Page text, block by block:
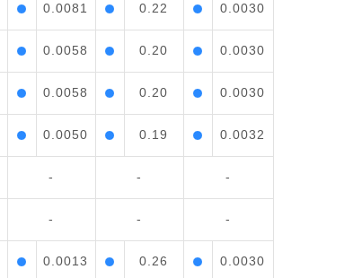
0.0081 0.22 0.0030
0.0058 0.20 0.0030
0.0058 0.20 0.0030
0.0050 0.19 0.0032
- - -
- - -
0.0013 0.26 0.0030